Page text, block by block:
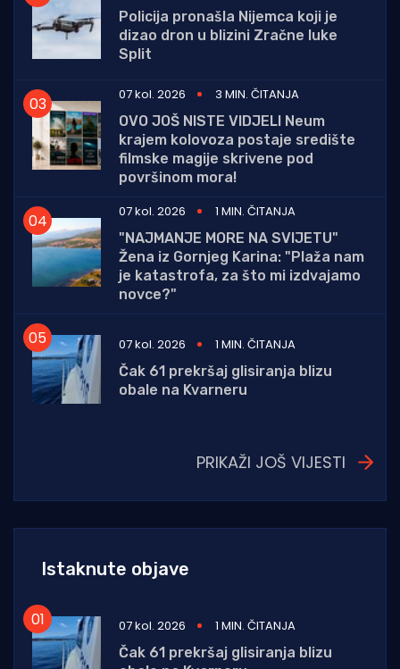
Policija pronašla Nijemca koji je
dizao dron u blizini Zračne luke
Split
07 kol. 2026
3 MIN. ČITANJA
OVO JOŠ NISTE VIDJELI Neum
krajem kolovoza postaje središte
filmske magije skrivene pod
površinom mora!
07 kol. 2026
1 MIN. ČITANJA
"NAJMANJE MORE NA SVIJETU"
Žena iz Gornjeg Karina: "Plaža nam
je katastrofa, za što mi izdvajamo
novce?"
07 kol. 2026
1 MIN. ČITANJA
Čak 61 prekršaj glisiranja blizu
obale na Kvarneru
PRIKAŽI JOŠ VIJESTI
Istaknute objave
07 kol. 2026
1 MIN. ČITANJA
Čak 61 prekršaj glisiranja blizu